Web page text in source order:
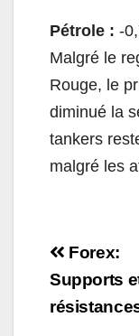
Pétrole : -
Malgré le
Rouge, le
diminué la
tankers
malgré les
de
Forex:
Supports